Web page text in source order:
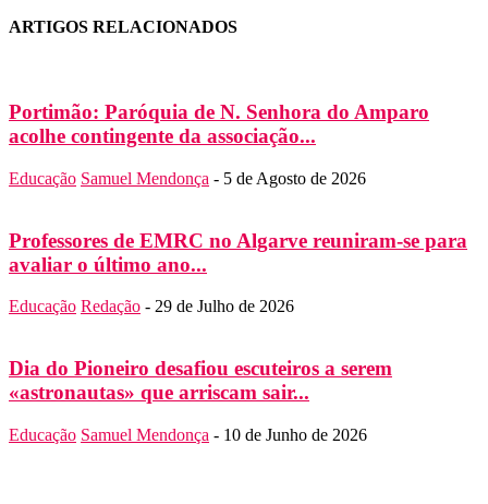
ARTIGOS RELACIONADOS
Portimão: Paróquia de N. Senhora do Amparo
acolhe contingente da associação...
Educação Samuel Mendonça - 5 de Agosto de 2026
Professores de EMRC no Algarve reuniram-se para
avaliar o último ano...
Educação Redação - 29 de Julho de 2026
Dia do Pioneiro desafiou escuteiros a serem
«astronautas» que arriscam sair...
Educação Samuel Mendonça - 10 de Junho de 2026